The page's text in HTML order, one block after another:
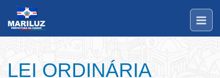
LEI ORDINÁRIA